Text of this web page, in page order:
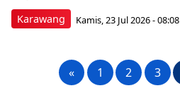
Karawang Kamis, 23 Jul 2026 - 08:08
« 1 2 3